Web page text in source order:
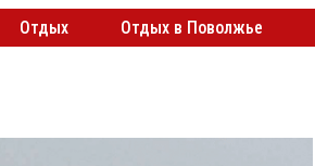
Отдых Отдых в Поволжье